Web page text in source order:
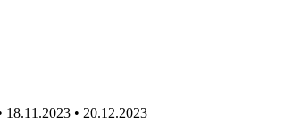
18.11.2023 • 20.12.2023